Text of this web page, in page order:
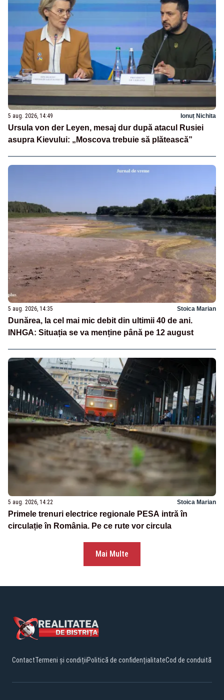
5 aug. 2026, 14:49 Ionuț Nichita
Ursula von der Leyen, mesaj dur după atacul Rusiei
asupra Kievului: „Moscova trebuie să plătească”
5 aug. 2026, 14:35 Stoica Marian
Dunărea, la cel mai mic debit din ultimii 40 de ani.
INHGA: Situația se va menține până pe 12 august
5 aug. 2026, 14:22 Stoica Marian
Primele trenuri electrice regionale PESA intră în
circulație în România. Pe ce rute vor circula
Mai Multe
ContactTermeni și condițiiPolitică de confidențialitateCod de conduită